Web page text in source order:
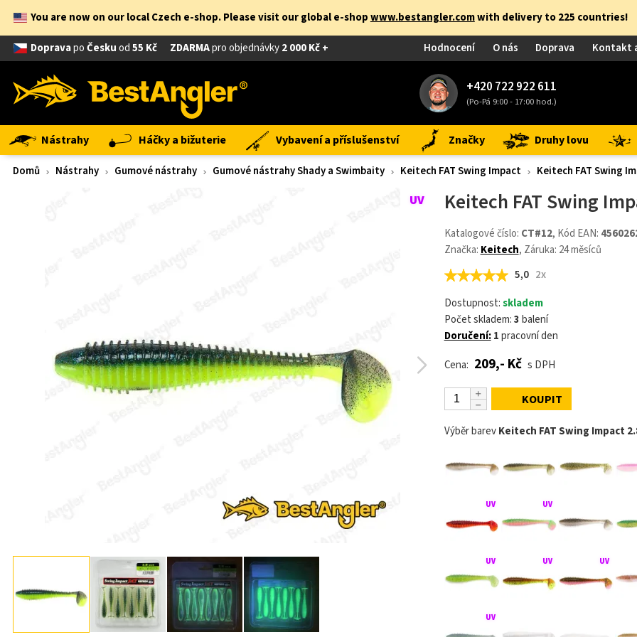
You are now on our local Czech e-shop. Please visit our global e-shopwww.bestangler.comwith delivery to 225 countries!
DopravapoČeskuod55 Kč ZDARMApro objednávky2 000 Kč + Hodnocení O nás Doprava Kontakt
+420 722 922 611
(Po-Pá 9:00 - 17:00 hod.)
Nástrahy Háčky a bižuterie Vybavení a příslušenství Značky Druhy lovu
Domů Nástrahy Gumové nástrahy Gumové nástrahy Shady a Swimbaity Keitech FAT Swing Impact Keitech FAT Swing
Keitech FAT Swing
Katalogové číslo: CT#12, Kód EAN:
Značka: Keitech, Záruka: 24 měsíců
5,0 2x
Dostupnost:skladem
Počet skladem:3balení
Doručení: 1pracovní den
Cena: 209,- Kč s DPH
KOUPIT
Výběr barevKeitech FAT Swing Impact